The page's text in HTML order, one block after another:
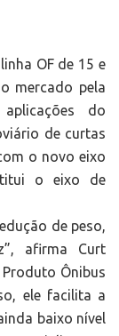
OF de 15 e
mercado pela
do
de curtas
o novo eixo
o eixo de
de peso,
afirma Curt
Ônibus
ele facilita a
baixo nível